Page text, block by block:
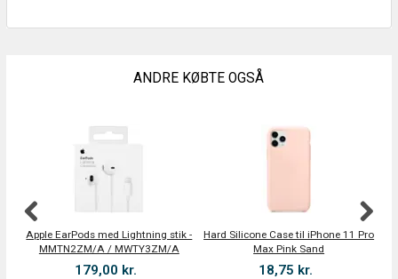
ANDRE KØBTE OGSÅ
Apple EarPods med Lightning stik -
MMTN2ZM/A / MWTY3ZM/A
179,00 kr.
Hard Silicone Case til iPhone 11 Pro
Max Pink Sand
18,75 kr.